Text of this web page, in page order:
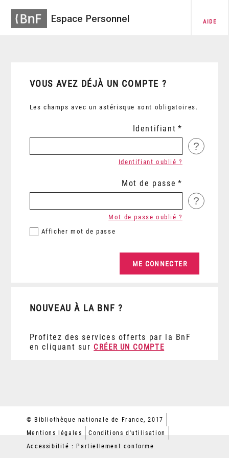
Espace Personnel AIDE
VOUS AVEZ DÉJÀ UN COMPTE ?
Les champs avec un astérisque sont obligatoires.
Identifiant
?
Identifiant oublié ?
Mot de passe
?
Afficher mot de passe
Mot de passe oublié ?
NOUVEAU À LA BNF ?
Profitez des services offerts par la BnF
en cliquant sur CRÉER UN COMPTE
© Bibliothèque nationale de France, 2017
Mentions légales
Conditions d'utilisation
Accessibilité : Partiellement conforme